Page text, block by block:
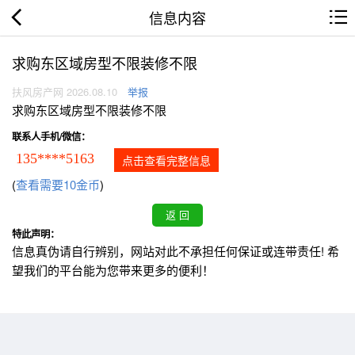
信息内容
求购东区域房型不限装修不限
扶风房产网 2026.08.10 举报
求购东区域房型不限装修不限
联系人手机/微信：
135****5163 点击查看完整信息
(查看需要10金币)
特此声明：
信息真伪请自行辨别，网站对此不承担任何保证或连带责任! 希
望我们的平台能为您带来更多的便利！